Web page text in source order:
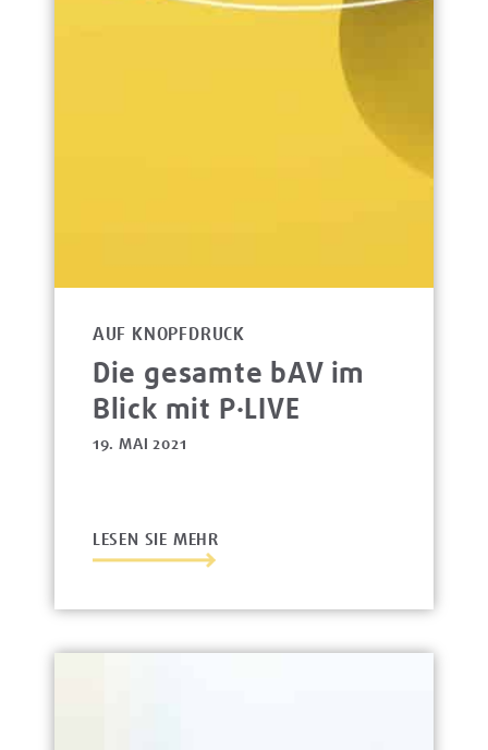
AUF KNOPFDRUCK
Die gesamte bAV im
Blick mit P·LIVE
19. MAI 2021
LESEN SIE MEHR